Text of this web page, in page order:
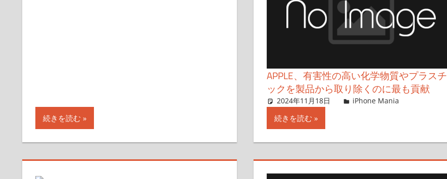
続きを読む
APPLE、有害性の高い化学物質やプラスチ
ックを製品から取り除くのに最も貢献
2024年11月18日 lexi
iPhone Mania
続きを読む